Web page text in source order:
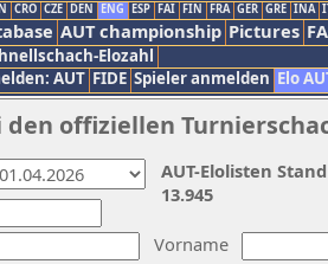
CRO CZE DEN ENG ESP FAI FIN FRA GER GRE INA
AUT championship Pictures
Elozahl
AUT FIDE Spieler anmelden Elo
offiziellen
Vorname
AUT-Elolisten
13.945